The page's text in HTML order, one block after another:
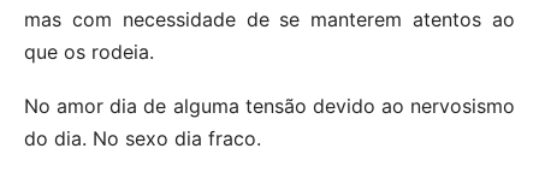
mas com necessidade de se manterem atentos ao
que os rodeia.
No amor dia de alguma tensão devido ao nervosismo
do dia. No sexo dia fraco.